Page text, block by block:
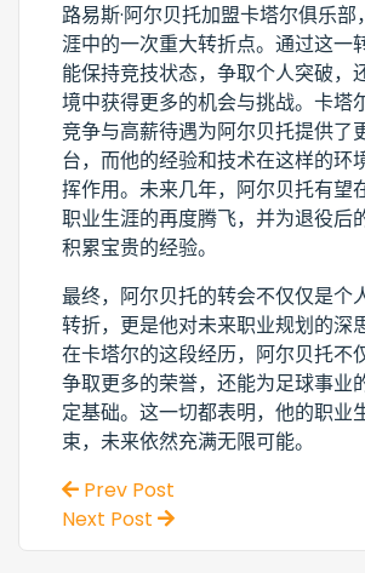
路易斯·阿尔贝托加盟卡塔尔俱乐
涯中的一次重大转折点。通过这一
能保持竞技状态，争取个人突破，
境中获得更多的机会与挑战。卡塔
竞争与高薪待遇为阿尔贝托提供了
台，而他的经验和技术在这样的环
挥作用。未来几年，阿尔贝托有望
职业生涯的再度腾飞，并为退役后
积累宝贵的经验。
最终，阿尔贝托的转会不仅仅是个
转折，更是他对未来职业规划的深
在卡塔尔的这段经历，阿尔贝托不
争取更多的荣誉，还能为足球事业
定基础。这一切都表明，他的职业
束，未来依然充满无限可能。
Prev Post
Next Post